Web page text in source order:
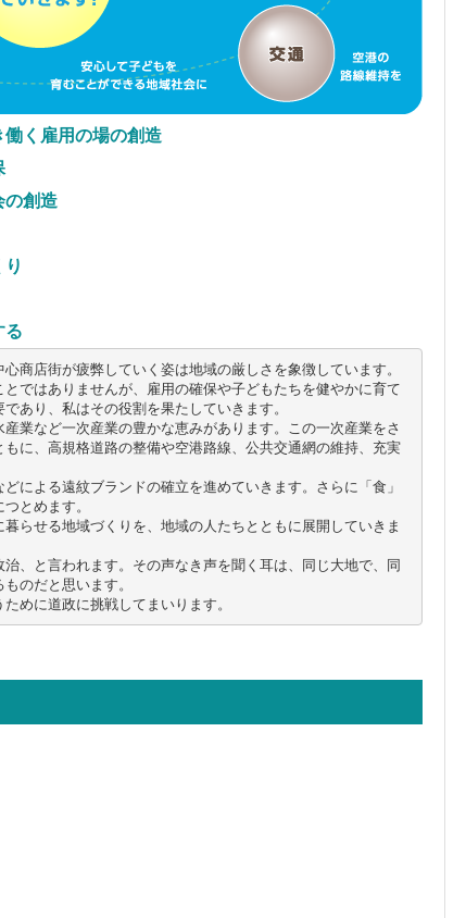
く雇用の場の創造
の創造
る
商店街が疲弊していく姿は地域の厳しさを象徴しています。
ではありませんが、雇用の確保や子どもたちを健やかに育て
あり、私はその役割を果たしていきます。
業など一次産業の豊かな恵みがあります。この一次産業をさ
に、高規格道路の整備や空港路線、公共交通網の維持、充実
による遠紋ブランドの確立を進めていきます。さらに「食」
とめます。
らせる地域づくりを、地域の人たちとともに展開していきま
、と言われます。その声なき声を聞く耳は、同じ大地で、同
のだと思います。
めに道政に挑戦してまいります。